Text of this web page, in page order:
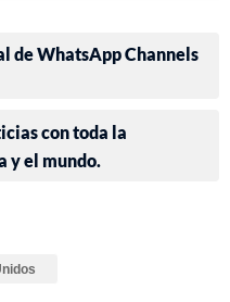
de WhatsApp Channels
con toda la
y el mundo.